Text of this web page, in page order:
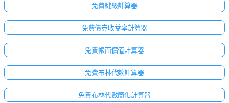
免費鍵級計算器
免費債券收益率計算器
免費帳面價值計算器
免費布林代數計算器
免費布林代數簡化計算器